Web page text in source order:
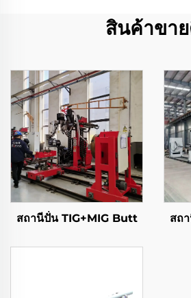
สินค้าขา
สถานีปั่น TIG+MIG Butt สถ